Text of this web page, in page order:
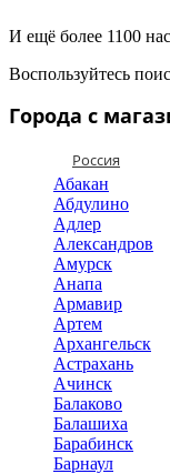
И ещё более 1100
Воспользуйтесь
Города с
Россия
Абакан
Абдулино
Адлер
Александров
Амурск
Анапа
Армавир
Артем
Архангельск
Астрахань
Ачинск
Балаково
Балашиха
Барабинск
Барнаул